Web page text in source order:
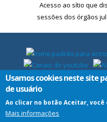
Acesso ao sítio que
sessões dos órgãos
Usamos cookies neste site
de usuário
Ao clicar no botão Aceitar,
Mais informações